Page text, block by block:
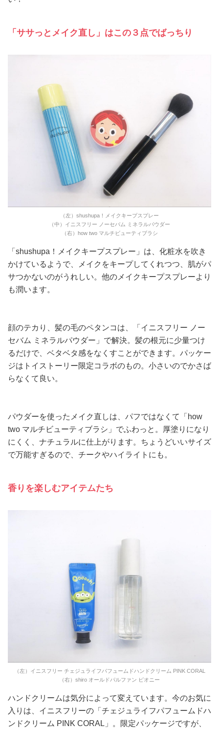
「ササっとメイク直し」はこの３点でばっちり
（左）shushupa！メイクキープスプレー
（中）イニスフリー ノーセバム ミネラルパウダー
（右）how two マルチビューティブラシ
「shushupa！メイクキープスプレー」は、化粧水を吹き
かけているようで、メイクをキープしてくれつつ、肌がパ
サつかないのがうれしい。他のメイクキープスプレーより
も潤います。
顔のテカり、髪の毛のペタンコは、「イニスフリー ノー
セバム ミネラルパウダー」で解決。髪の根元に少量つけ
るだけで、ベタベタ感をなくすことができます。パッケー
ジはトイストーリー限定コラボのもの。小さいのでかさば
らなくて良い。
パウダーを使ったメイク直しは、パフではなくて「how
two マルチビューティブラシ」でふわっと。厚塗りになり
にくく、ナチュラルに仕上がります。ちょうどいいサイズ
で万能すぎるので、チークやハイライトにも。
香りを楽しむアイテムたち
（左）イニスフリー チェジュライフパフュームドハンドクリーム PINK CORAL
（右）shiro オールドパルファン ピオニー
ハンドクリームは気分によって変えています。今のお気に
入りは、イニスフリーの「チェジュライフパフュームドハ
ンドクリーム PINK CORAL」。限定パッケージですが、